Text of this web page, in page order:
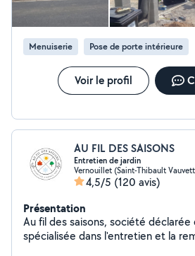
Menuiserie Pose de porte intérieure
Voir le profil
AU FIL DES SAISONS
Entretien de jardin
Vernouillet (Saint-Thibault
4,5/5 (120 avis)
Présentation
Au fil des saisons, société déclarée
spécialisée dans l'entretien et la